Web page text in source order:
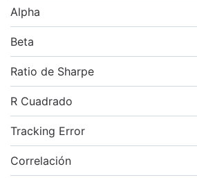
Alpha
Beta
Ratio de Sharpe
R Cuadrado
Tracking Error
Correlación